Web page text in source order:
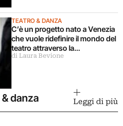
TEATRO & DANZA
C’è un progetto nato a Venezia
che vuole ridefinire il mondo del
teatro attraverso la
condivisione
di Laura Bevione
danza Leggi di più